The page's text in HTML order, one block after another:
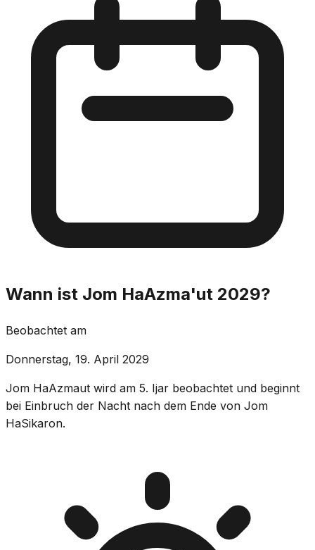
Wann ist Jom HaAzma'ut 2029?
Beobachtet am
Donnerstag, 19. April 2029
Jom HaAzmaut wird am 5. Ijar beobachtet und beginnt
bei Einbruch der Nacht nach dem Ende von Jom
HaSikaron.